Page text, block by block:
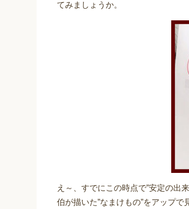
てみましょうか。
え～、すでにこの時点で”安定の出
伯が描いた”なまけもの”をアップで